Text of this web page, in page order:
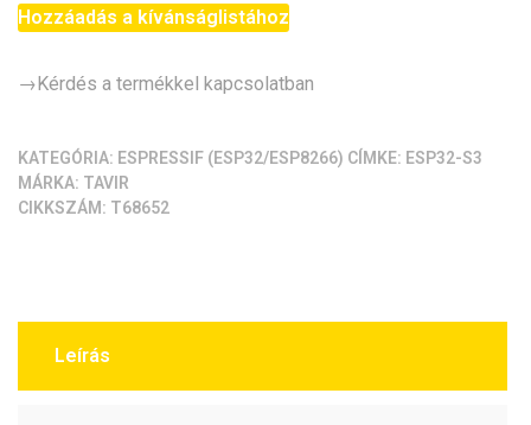
Nano
S3,
S3-
N16R8)
mennyiség
Hozzáadás a kívánságlistához
→Kérdés a termékkel kapcsolatban
KATEGÓRIA: ESPRESSIF (ESP32/ESP8266) CÍMKE: ESP32-S3
MÁRKA: TAVIR
CIKKSZÁM: T68652
Leírás